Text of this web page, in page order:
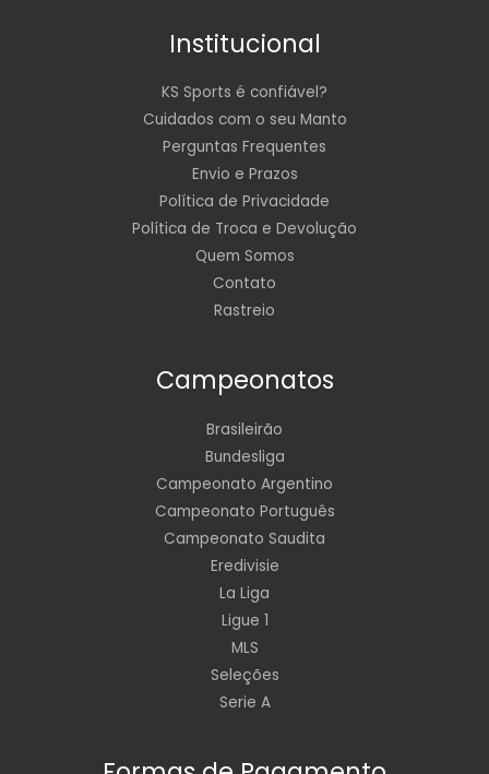
Institucional
KS Sports é confiável?
Cuidados com o seu Manto
Perguntas Frequentes
Envio e Prazos
Política de Privacidade
Política de Troca e Devolução
Quem Somos
Contato
Rastreio
Campeonatos
Brasileirão
Bundesliga
Campeonato Argentino
Campeonato Português
Campeonato Saudita
Eredivisie
La Liga
Ligue 1
MLS
Seleções
Serie A